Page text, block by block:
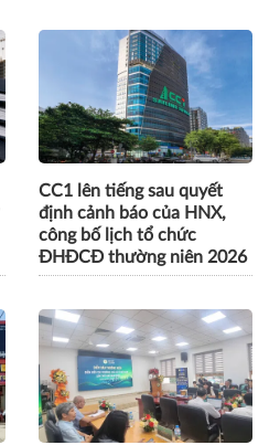
CC1 lên tiếng sau quyết
định cảnh báo của HNX,
công bố lịch tổ chức
ĐHĐCĐ thường niên 2026